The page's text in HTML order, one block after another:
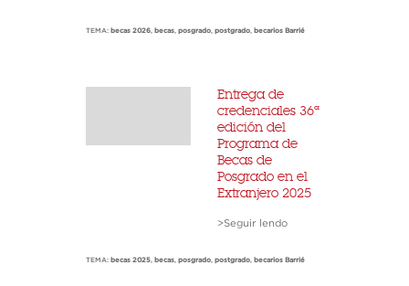
TEMA: becas 2026, becas, posgrado, postgrado, becarios Barrié
Entrega de
credenciales 36ª
edición del
Programa de
Becas de
Posgrado en el
Extranjero 2025
>Seguir lendo
TEMA: becas 2025, becas, posgrado, postgrado, becarios Barrié